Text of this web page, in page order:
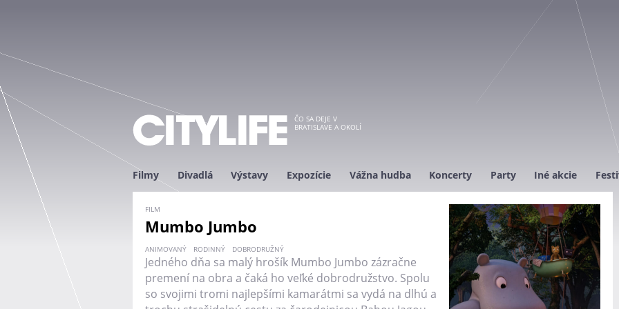
ČO SA DEJE V
BRATISLAVE A OKOLÍ
Filmy Divadlá Výstavy Expozície Vážna hudba Koncerty Party Iné akcie
FILM
Mumbo Jumbo
ANIMOVANÝ RODINNÝ DOBRODRUŽNÝ
Jedného dňa sa malý hrošík Mumbo Jumbo zázračne
premení na obra a čaká ho veľké dobrodružstvo. Spolu
so svojimi tromi najlepšími kamarátmi sa vydá na dlhú a